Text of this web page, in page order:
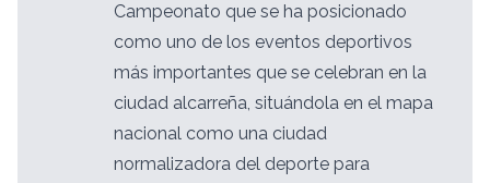
Campeonato que se ha posicionado
como uno de los eventos deportivos
más importantes que se celebran en la
ciudad alcarreña, situándola en el mapa
nacional como una ciudad
normalizadora del deporte para